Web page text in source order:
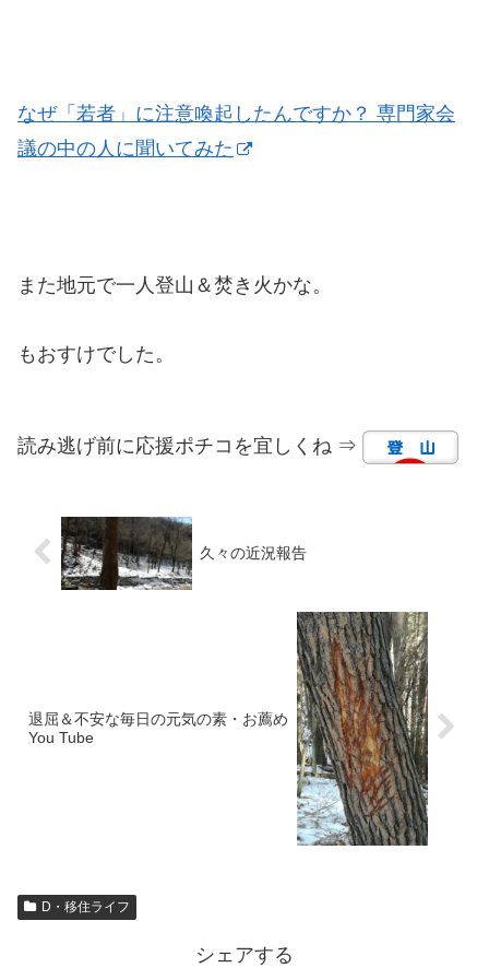
なぜ「若者」に注意喚起したんですか？ 専門家会
議の中の人に聞いてみた
また地元で一人登山＆焚き火かな。
もおすけでした。
読み逃げ前に応援ポチコを宜しくね ⇒
久々の近況報告
退屈＆不安な毎日の元気の素・お薦め
You Tube
D・移住ライフ
シェアする